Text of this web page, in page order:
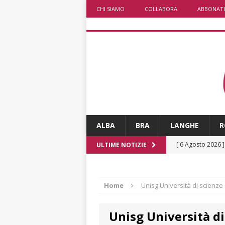
CHI SIAMO COLLABORA ABBONATI
ALBA BRA LANGHE
ULTIME NOTIZIE [ 6 Agosto 2026 ]
[ 6 Agosto 2026 ]
Home Unisg Università di
Unisg Università